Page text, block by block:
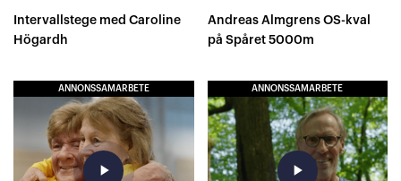
Intervallstege med Caroline
Högardh
Andreas Almgrens OS-kval
på Spåret 5000m
ANNONSSAMARBETE
play_arrow
ANNONSSAMARBETE
play_arrow